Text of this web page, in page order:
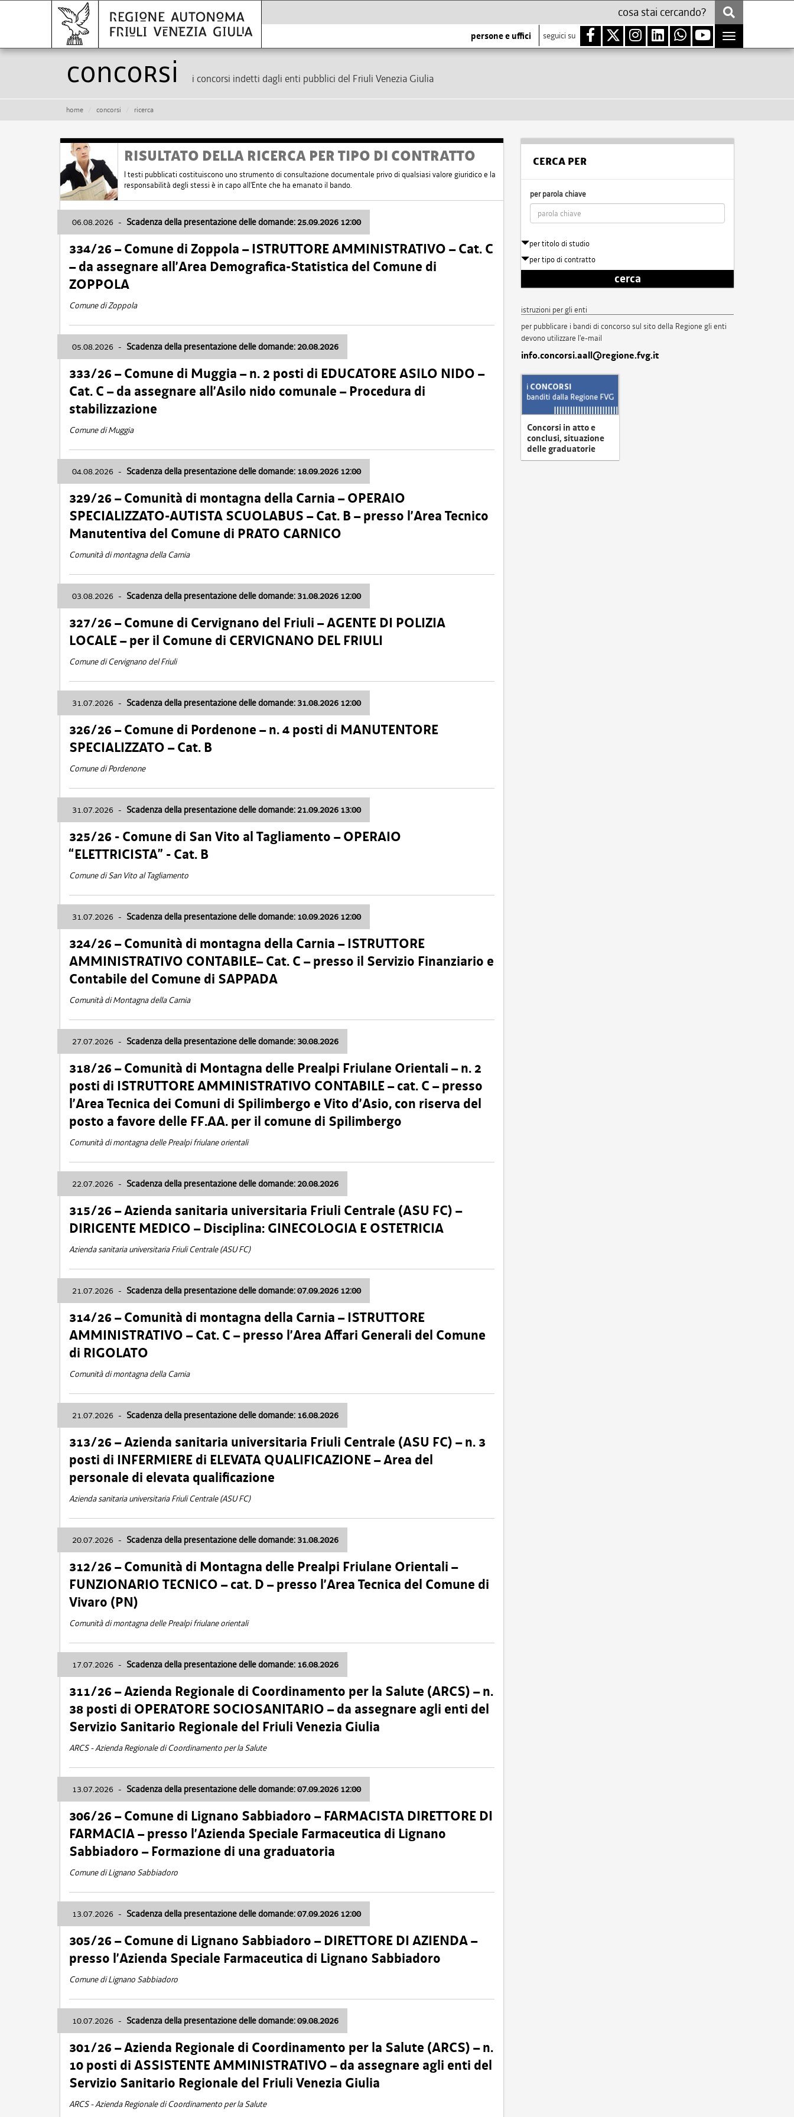
persone e uffici seguici su
Toggle
navigation
Concorsi i concorsi indetti dagli enti pubblici del Friuli Venezia Giulia
home concorsi ricerca
RISULTATO DELLA RICERCA PER TIPO DI CONTRATTO
I testi pubblicati costituiscono uno strumento di consultazione documentale privo di qualsiasi valore giuridico e la
responsabilità degli stessi è in capo all'Ente che ha emanato il bando.
06.08.2026 - Scadenza della presentazione delle domande: 25.09.2026 12:00
334/26 – Comune di Zoppola – ISTRUTTORE AMMINISTRATIVO – Cat. C
– da assegnare all’Area Demografica-Statistica del Comune di
ZOPPOLA
Comune di Zoppola
05.08.2026 - Scadenza della presentazione delle domande: 20.08.2026
333/26 – Comune di Muggia – n. 2 posti di EDUCATORE ASILO NIDO –
Cat. C – da assegnare all’Asilo nido comunale – Procedura di
stabilizzazione
Comune di Muggia
04.08.2026 - Scadenza della presentazione delle domande: 18.09.2026 12:00
329/26 – Comunità di montagna della Carnia – OPERAIO
SPECIALIZZATO-AUTISTA SCUOLABUS – Cat. B – presso l’Area Tecnico
Manutentiva del Comune di PRATO CARNICO
Comunità di montagna della Carnia
03.08.2026 - Scadenza della presentazione delle domande: 31.08.2026 12:00
327/26 – Comune di Cervignano del Friuli – AGENTE DI POLIZIA
LOCALE – per il Comune di CERVIGNANO DEL FRIULI
Comune di Cervignano del Friuli
31.07.2026 - Scadenza della presentazione delle domande: 31.08.2026 12:00
326/26 – Comune di Pordenone – n. 4 posti di MANUTENTORE
SPECIALIZZATO – Cat. B
Comune di Pordenone
31.07.2026 - Scadenza della presentazione delle domande: 21.09.2026 13:00
325/26 - Comune di San Vito al Tagliamento – OPERAIO
“ELETTRICISTA” - Cat. B
Comune di San Vito al Tagliamento
31.07.2026 - Scadenza della presentazione delle domande: 10.09.2026 12:00
324/26 – Comunità di montagna della Carnia – ISTRUTTORE
AMMINISTRATIVO CONTABILE– Cat. C – presso il Servizio Finanziario e
Contabile del Comune di SAPPADA
Comunità di Montagna della Carnia
27.07.2026 - Scadenza della presentazione delle domande: 30.08.2026
318/26 – Comunità di Montagna delle Prealpi Friulane Orientali – n. 2
posti di ISTRUTTORE AMMINISTRATIVO CONTABILE – cat. C – presso
l’Area Tecnica dei Comuni di Spilimbergo e Vito d’Asio, con riserva del
posto a favore delle FF.AA. per il comune di Spilimbergo
Comunità di montagna delle Prealpi friulane orientali
22.07.2026 - Scadenza della presentazione delle domande: 20.08.2026
315/26 – Azienda sanitaria universitaria Friuli Centrale (ASU FC) –
DIRIGENTE MEDICO – Disciplina: GINECOLOGIA E OSTETRICIA
Azienda sanitaria universitaria Friuli Centrale (ASU FC)
21.07.2026 - Scadenza della presentazione delle domande: 07.09.2026 12:00
314/26 – Comunità di montagna della Carnia – ISTRUTTORE
AMMINISTRATIVO – Cat. C – presso l’Area Affari Generali del Comune
di RIGOLATO
Comunità di montagna della Carnia
21.07.2026 - Scadenza della presentazione delle domande: 16.08.2026
313/26 – Azienda sanitaria universitaria Friuli Centrale (ASU FC) – n. 3
posti di INFERMIERE di ELEVATA QUALIFICAZIONE – Area del
personale di elevata qualificazione
Azienda sanitaria universitaria Friuli Centrale (ASU FC)
20.07.2026 - Scadenza della presentazione delle domande: 31.08.2026
312/26 – Comunità di Montagna delle Prealpi Friulane Orientali –
FUNZIONARIO TECNICO – cat. D – presso l’Area Tecnica del Comune di
Vivaro (PN)
Comunità di montagna delle Prealpi friulane orientali
17.07.2026 - Scadenza della presentazione delle domande: 16.08.2026
311/26 – Azienda Regionale di Coordinamento per la Salute (ARCS) – n.
38 posti di OPERATORE SOCIOSANITARIO – da assegnare agli enti del
Servizio Sanitario Regionale del Friuli Venezia Giulia
ARCS - Azienda Regionale di Coordinamento per la Salute
13.07.2026 - Scadenza della presentazione delle domande: 07.09.2026 12:00
306/26 – Comune di Lignano Sabbiadoro – FARMACISTA DIRETTORE DI
FARMACIA – presso l’Azienda Speciale Farmaceutica di Lignano
Sabbiadoro – Formazione di una graduatoria
Comune di Lignano Sabbiadoro
13.07.2026 - Scadenza della presentazione delle domande: 07.09.2026 12:00
305/26 – Comune di Lignano Sabbiadoro – DIRETTORE DI AZIENDA –
presso l’Azienda Speciale Farmaceutica di Lignano Sabbiadoro
Comune di Lignano Sabbiadoro
10.07.2026 - Scadenza della presentazione delle domande: 09.08.2026
301/26 – Azienda Regionale di Coordinamento per la Salute (ARCS) – n.
10 posti di ASSISTENTE AMMINISTRATIVO – da assegnare agli enti del
Servizio Sanitario Regionale del Friuli Venezia Giulia
ARCS - Azienda Regionale di Coordinamento per la Salute
CERCA PER
per parola chiave
per titolo di studio
per tipo di contratto
cerca
istruzioni per gli enti
per pubblicare i bandi di concorso sul sito della Regione gli enti
devono utilizzare l'e-mail
info.concorsi.aall@regione.fvg.it
Concorsi in atto e
conclusi, situazione
delle graduatorie